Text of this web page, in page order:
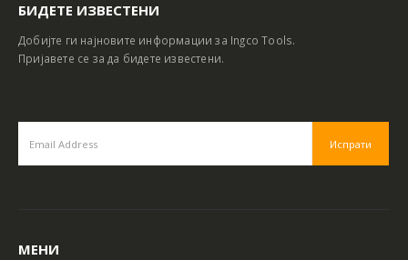
БИДЕТЕ ИЗВЕСТЕНИ
Добијте ги најновите информации за Ingco Tools.
Пријавете се за да бидете известени.
МЕНИ